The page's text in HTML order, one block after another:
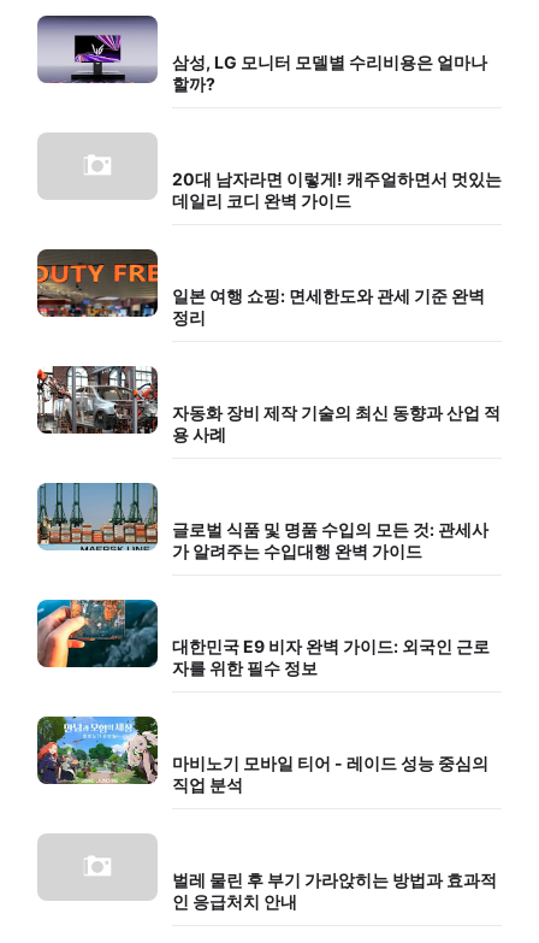
삼성, LG 모니터 모델별 수리비용은 얼마나
할까?
20대 남자라면 이렇게! 캐주얼하면서 멋있는
데일리 코디 완벽 가이드
일본 여행 쇼핑: 면세한도와 관세 기준 완벽
정리
자동화 장비 제작 기술의 최신 동향과 산업 적
용 사례
글로벌 식품 및 명품 수입의 모든 것: 관세사
가 알려주는 수입대행 완벽 가이드
대한민국 E9 비자 완벽 가이드: 외국인 근로
자를 위한 필수 정보
마비노기 모바일 티어 - 레이드 성능 중심의
직업 분석
벌레 물린 후 부기 가라앉히는 방법과 효과적
인 응급처치 안내